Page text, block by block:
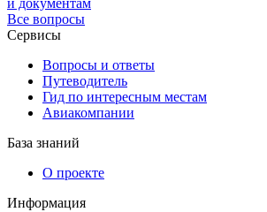
Все вопросы
Сервисы
Вопросы и ответы
Путеводитель
Гид по интересным местам
Авиакомпании
База знаний
О проекте
Информация